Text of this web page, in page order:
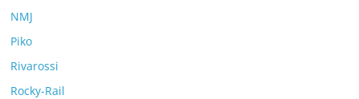
NMJ
Piko
Rivarossi
Rocky-Rail